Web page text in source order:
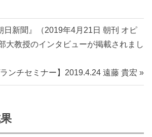
日新聞』（2019年4月21日 朝刊 オピ
大教授のインタビューが掲載されまし
ンチセミナー】2019.4.24 遠藤 貴宏